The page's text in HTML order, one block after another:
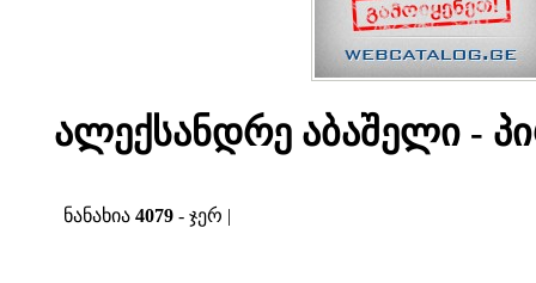
ალექსანდრე აბაშელი -
ნანახია 4079 - ჯერ |